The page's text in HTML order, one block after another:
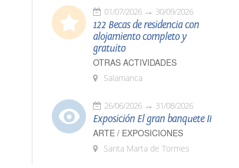
01/07/2026 30/09/2026
122 Becas de residencia con
alojamiento completo y
gratuito
OTRAS ACTIVIDADES
Salamanca
26/06/2026 31/08/2026
Exposición El gran banquete II
ARTE / EXPOSICIONES
Santa Marta de Tormes